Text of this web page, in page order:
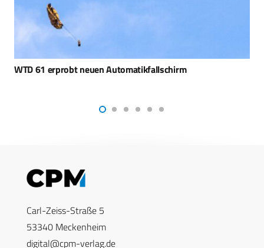
JLTV-Deal: Israel stärkt mobile Kampfkraft
Carl-Zeiss-Straße 5
53340 Meckenheim
digital@cpm-verlag.de